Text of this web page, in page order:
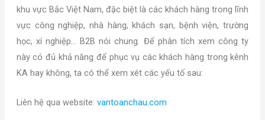
khu vực Bắc Việt Nam, đặc biệt là các khách hàng trong lĩnh
vực công nghiệp, nhà hàng, khách sạn, bệnh viện, trường
học, xí nghiệp… B2B nói chung. Để phân tích xem công ty
này có đủ khả năng để phục vụ các khách hàng trong kênh
KA hay không, ta có thể xem xét các yếu tố sau:
Liên hệ qua website: vantoanchau.com